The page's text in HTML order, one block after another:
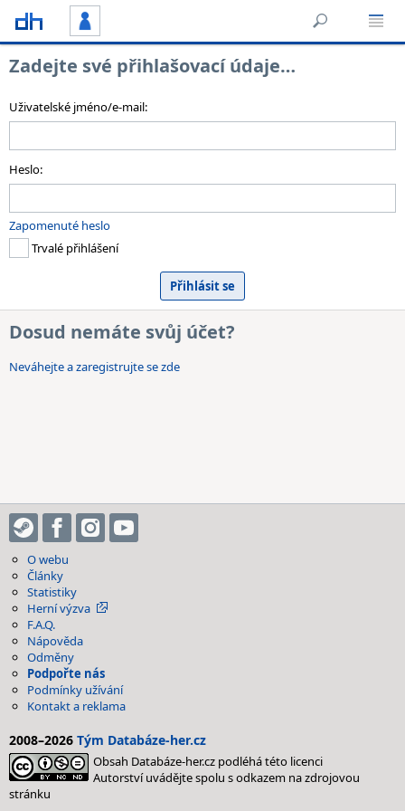
Zadejte své přihlašovací údaje…
Uživatelské jméno/e-mail:
Heslo:
Zapomenuté heslo
Trvalé přihlášení
Dosud nemáte svůj účet?
Neváhejte a zaregistrujte se zde
O webu
Články
Statistiky
Herní výzva
F.A.Q.
Nápověda
Odměny
Podpořte nás
Podmínky užívání
Kontakt a reklama
2008–2026 Tým Databáze-her.cz
Obsah Databáze-her.cz podléhá této licenci
Autorství uvádějte spolu s odkazem na zdrojovou
stránku